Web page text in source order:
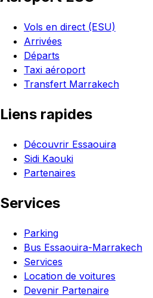
Vols en direct (ESU)
Arrivées
Départs
Taxi aéroport
Transfert Marrakech
Liens rapides
Découvrir Essaouira
Sidi Kaouki
Partenaires
Services
Parking
Bus Essaouira-Marrakech
Services
Location de voitures
Devenir Partenaire